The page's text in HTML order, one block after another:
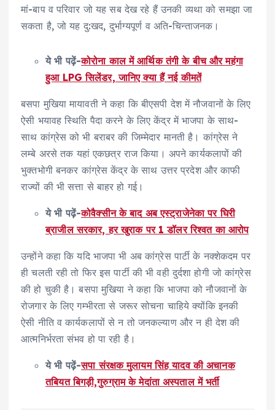
मां-बाप व परिवार जो यह सब देख रहे हैं उनकी व्यथा को समझा जा
सकता है, जो यह दु:खद, दुर्भाग्यपूर्ण व अति-चिन्ताजनक।
ये भी पढ़ें-कोरोना काल में आर्थिक तंगी के बीच और महंगा
हुआ LPG सिलेंडर, जानिए क्या हैं नई कीमतें
बसपा मुखिया मायावती ने कहा कि बीएसपी देश में नौजवानों के लिए
ऐसी भयावह स्थिति पैदा करने के लिए केंद्र में भाजपा के साथ-
साथ कांग्रेस को भी बराबर की जिम्मेदार मानती है। कांग्रेस ने
लम्बे अरसे तक यहां एकछत्र राज किया। अपने कार्यकलापों की
भुक्तभोगी बनकर कांग्रेस केंद्र के साथ उत्तर प्रदेश और काफी
राज्यों की भी सत्ता से बाहर हो गई।
ये भी पढ़ें-कोवैक्सीन के बाद अब एस्ट्राजेनेका पर घिरी
ब्राजील सरकार, हर खुराक पर 1 डॉलर रिश्वत का आरोप
उन्होंने कहा कि यदि भाजपा भी अब कांग्रेस पार्टी के नक्शेकदम पर
ही चलती रही तो फिर इस पार्टी की भी वही दुर्दशा होगी जो कांग्रेस
की हो चुकी है। बसपा मुखिया ने कहा कि भाजपा को नौजवानों के
रोजगार के लिए गम्भीरता से जरूर सोचना चाहिये क्योंकि इनकी
ऐसी नीति व कार्यकलापों से न तो जनकल्याण और न ही देश की
आत्मनिर्भरता संभव हो पा रही है।
ये भी पढ़ें-सपा संरक्षक मुलायम सिंह यादव की अचानक
तबियत बिगड़ी,गुरुग्राम के मेदांता अस्पताल में भर्ती